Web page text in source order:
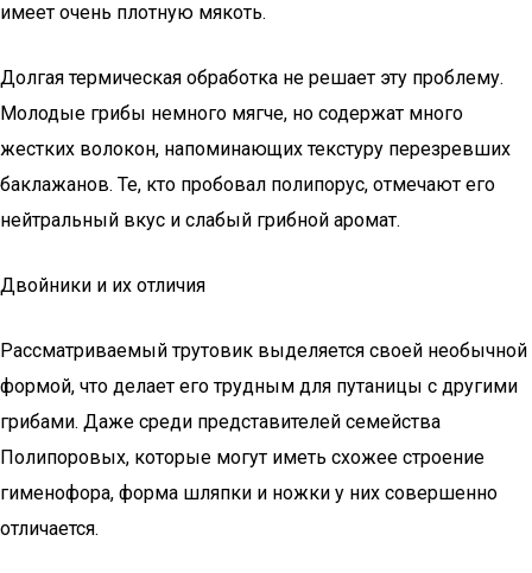
имеет очень плотную мякоть.
Долгая термическая обработка не решает эту проблему.
Молодые грибы немного мягче, но содержат много
жестких волокон, напоминающих текстуру перезревших
баклажанов. Те, кто пробовал полипорус, отмечают его
нейтральный вкус и слабый грибной аромат.
Двойники и их отличия
Рассматриваемый трутовик выделяется своей необычной
формой, что делает его трудным для путаницы с другими
грибами. Даже среди представителей семейства
Полипоровых, которые могут иметь схожее строение
гименофора, форма шляпки и ножки у них совершенно
отличается.